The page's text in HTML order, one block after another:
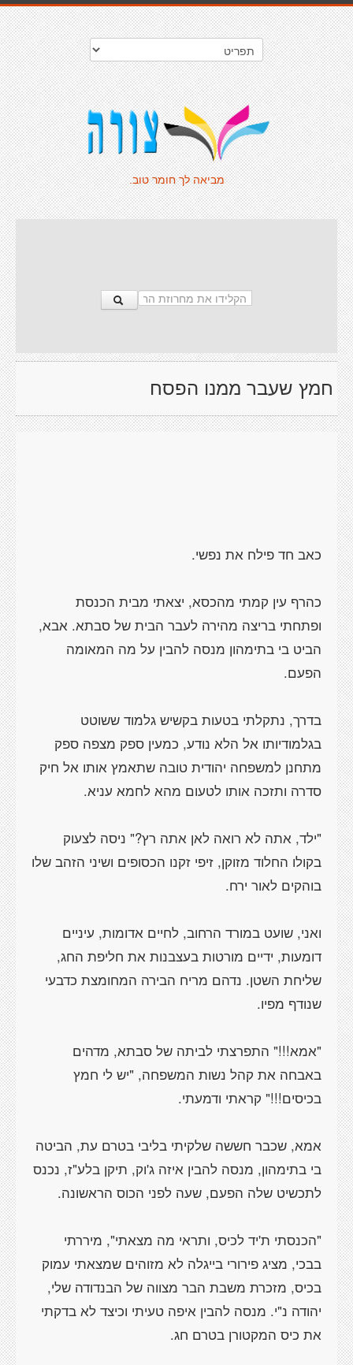
מביאה לך חומר טוב.
חמץ שעבר ממנו הפסח
כהרף עין קמתי מהכסא, יצאתי מבית הכנסת
ופתחתי בריצה מהירה לעבר הבית של סבתא. אבא,
הביט בי בתימהון מנסה להבין על מה המאומה
בדרך, נתקלתי בטעות בקשיש גלמוד ששוטט
בגלמודיותו אל הלא נודע, כמעין ספק מצפה ספק
מתחנן למשפחה יהודית טובה שתאמץ אותו אל חיק
"ילד, אתה לא רואה לאן אתה רץ?" ניסה לצעוק
בקולו החלוד מזוקן, זיפי זקנו הכסופים ושיני הזהב שלו
ואני, שועט במורד הרחוב, לחיים אדומות, עיניים
דומעות, ידיים מורטות בעצבנות את חליפת החג,
שליחת השטן. נדהם מריח הבירה המחומצת כדבעי
"אמא!!!" התפרצתי לביתה של סבתא, מדהים
באבחה את קהל נשות המשפחה, "יש לי חמץ
אמא, שכבר חששה שלקיתי בליבי בטרם עת, הביטה
בי בתימהון, מנסה להבין איזה ג'וק, תיקן בלע"ז, נכנס
"הכנסתי ת'יד לכיס, ותראי מה מצאתי", מיררתי
בבכי, מציג פירורי בייגלה לא מזוהים שמצאתי עמוק
בכיס, מזכרת משבת הבר מצווה של הבנדודה שלי,
יהודה נ"י. מנסה להבין איפה טעיתי וכיצד לא בדקתי